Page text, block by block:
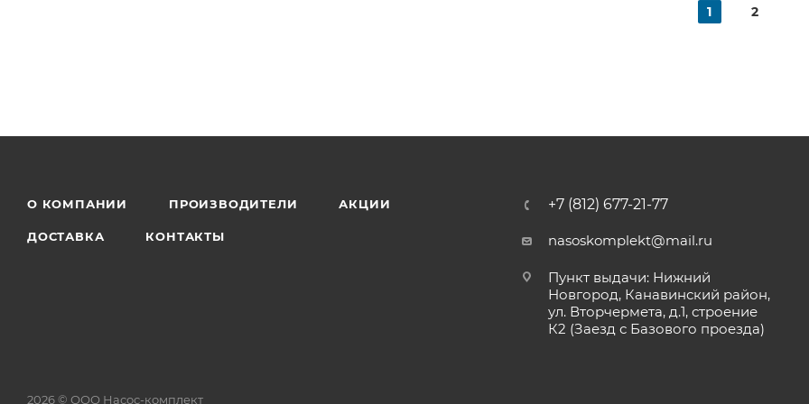
1 2
О КОМПАНИИ ПРОИЗВОДИТЕЛИ АКЦИИ
ДОСТАВКА КОНТАКТЫ
+7 (812) 677-21-77
nasoskomplekt@mail.ru
Пункт выдачи: Нижний
Новгород, Канавинский район,
ул. Вторчермета, д.1, строение
К2 (Заезд с Базового проезда)
2026 © ООО Насос-комплект